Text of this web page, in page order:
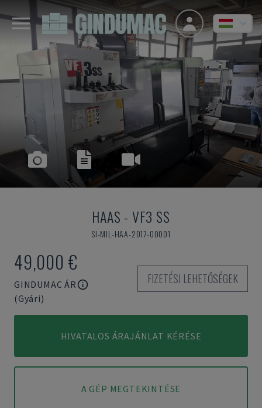
HAAS - VF3 SS
SI-MIL-HAA-2017-00001
49,000 €
GINDUMAC ÁR
(Gyári)
FIZETÉSI LEHETŐSÉGEK
HIVATALOS ÁRAJÁNLAT KÉRÉSE
A GÉP MEGTEKINTÉSE